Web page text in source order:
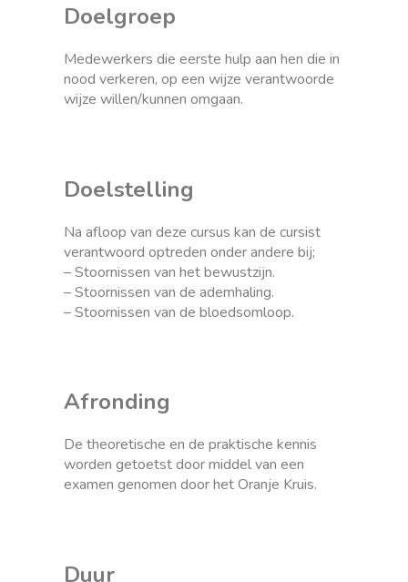
Doelgroep
Medewerkers die eerste hulp aan hen die in
nood verkeren, op een wijze verantwoorde
wijze willen/kunnen omgaan.
Doelstelling
Na afloop van deze cursus kan de cursist
verantwoord optreden onder andere bij;
– Stoornissen van het bewustzijn.
– Stoornissen van de ademhaling.
– Stoornissen van de bloedsomloop.
Afronding
De theoretische en de praktische kennis
worden getoetst door middel van een
examen genomen door het Oranje Kruis.
Duur